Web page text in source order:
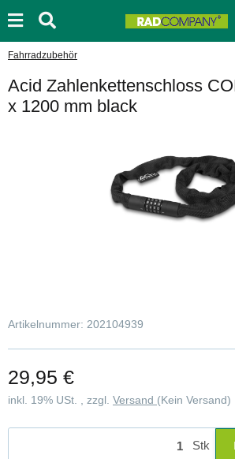
Fahrradzubehör
Acid Zahlenkettenschloss
x 1200 mm black
Artikelnummer: 202104939
29,95 €
inkl. 19% USt. , zzgl. Versand (Kein Versand)
Stk